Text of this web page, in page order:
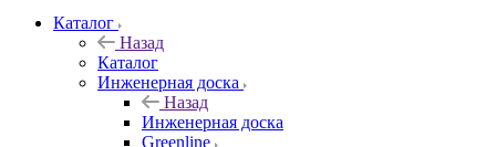
Каталог
Назад
Каталог
Инженерная доска
Назад
Инженерная доска
Greenline